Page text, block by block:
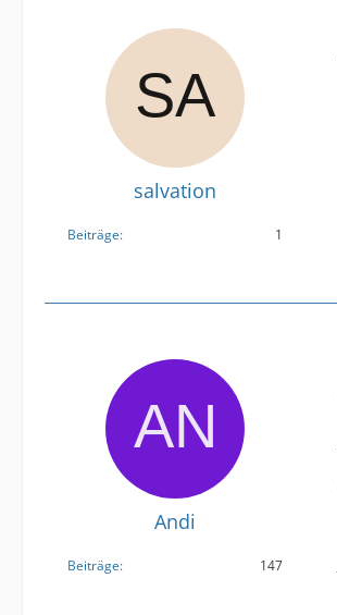
salvation
Beiträge 1
Andi
Beiträge 147